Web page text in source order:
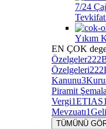
7/24
Yıkım
EN ÇOK
Özelgeler222
Özelgeleri222
Kanunu3
Piramit
Vergi1ETIAS1
Mevzuatı1
TÜMÜNÜ